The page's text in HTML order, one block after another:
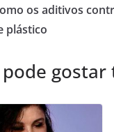
os aditivos
plástico
pode gostar